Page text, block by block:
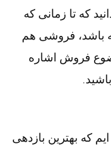
که تا زمانی که
باشد، فروشی هم
فروش اشاره
که بهترین بازدهی